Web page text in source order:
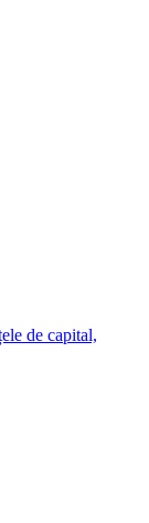
de capital,